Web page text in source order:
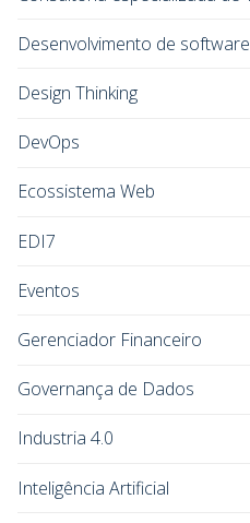
Desenvolvimento de software
Design Thinking
DevOps
Ecossistema Web
EDI7
Eventos
Gerenciador Financeiro
Governança de Dados
Industria 4.0
Inteligência Artificial